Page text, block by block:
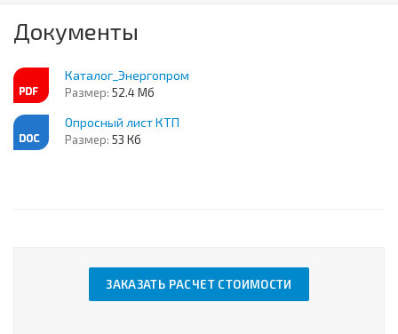
Документы
Каталог_Энергопром
Размер: 52.4 Мб
Опросный лист КТП
Размер: 53 Кб
ЗАКАЗАТЬ РАСЧЕТ СТОИМОСТИ